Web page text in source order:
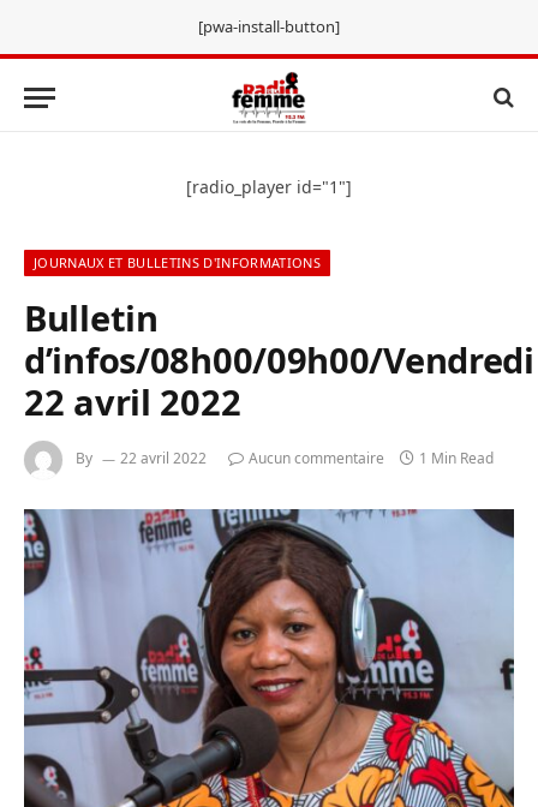
[pwa-install-button]
[radio_player id="1"]
JOURNAUX ET BULLETINS D'INFORMATIONS
Bulletin
d’infos/08h00/09h00/Vendredi
22 avril 2022
By 22 avril 2022 Aucun commentaire 1 Min Read